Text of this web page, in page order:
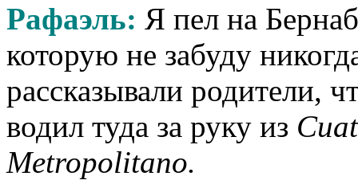
Рафаэль: Я пел на
которую не забуду
рассказывали родители,
водил туда за руку из
Metropolitano.